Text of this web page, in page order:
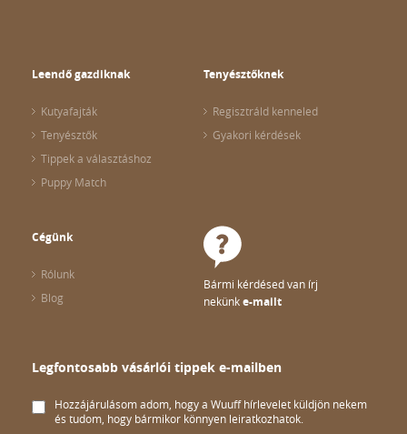
Leendő gazdiknak
Kutyafajták
Tenyésztők
Tippek a választáshoz
Puppy Match
Tenyésztőknek
Regisztráld kenneled
Gyakori kérdések
Cégünk
Rólunk
Blog
Bármi kérdésed van írj
nekünke-mailt
Legfontosabb vásárlói tippek e-mailben
Hozzájárulásom adom, hogy a Wuuff hírlevelet küldjön nekem
és tudom, hogy bármikor könnyen leiratkozhatok.